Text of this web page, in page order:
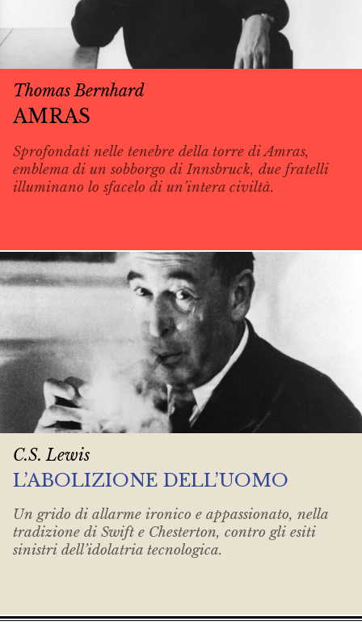
Thomas Bernhard
AMRAS
Sprofondati nelle tenebre della torre di Amras,
emblema di un sobborgo di Innsbruck, due fratelli
illuminano lo sfacelo di un’intera civiltà.
C.S. Lewis
L’ABOLIZIONE DELL’UOMO
Un grido di allarme ironico e appassionato, nella
tradizione di Swift e Chesterton, contro gli esiti
sinistri dell’idolatria tecnologica.